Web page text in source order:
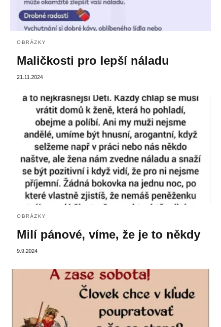
OBRÁZKY
Maličkosti pro lepší náladu
21.11.2024
OBRÁZKY
Milí pánové, víme, že je to někdy
9.9.2024